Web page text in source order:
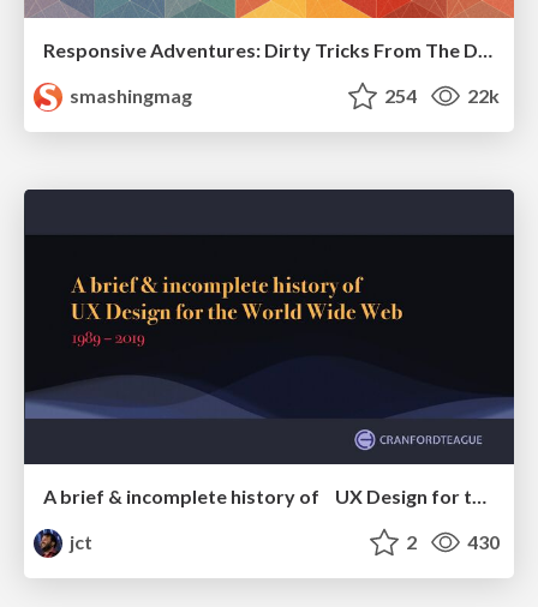
smashingmag
254 22k
A brief & incomplete history of UX Design for the World Wide Web: 1989–2019
jct
2 430